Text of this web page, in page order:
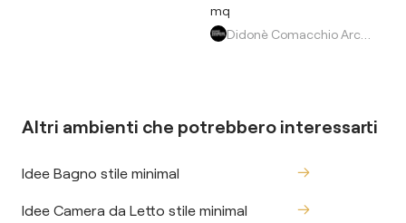
mq
Altri ambienti che potrebbero interessarti
Idee Bagno stile minimal
Idee Camera da Letto stile minimal